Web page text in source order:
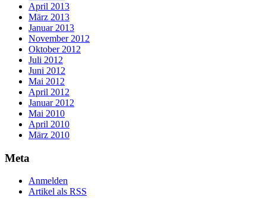
April 2013
März 2013
Januar 2013
November 2012
Oktober 2012
Juli 2012
Juni 2012
Mai 2012
April 2012
Januar 2012
Mai 2010
April 2010
März 2010
Meta
Anmelden
Artikel als RSS